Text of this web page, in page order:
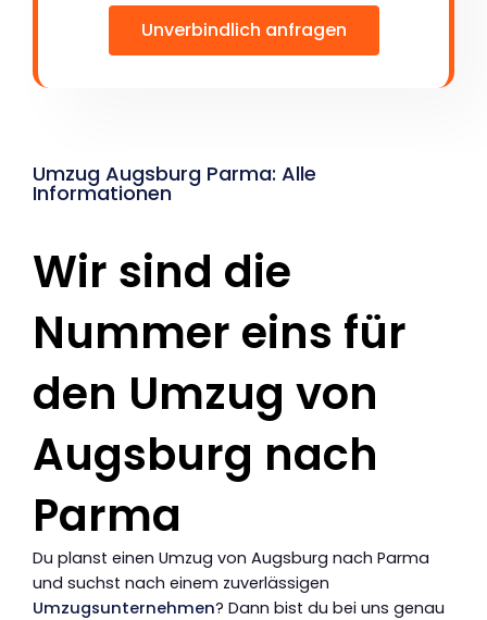
Unverbindlich anfragen
Umzug Augsburg Parma: Alle
Informationen
Wir sind die
Nummer eins für
den Umzug von
Augsburg nach
Parma
Du planst einen Umzug von Augsburg nach Parma
und suchst nach einem zuverlässigen
Umzugsunternehmen? Dann bist du bei uns genau